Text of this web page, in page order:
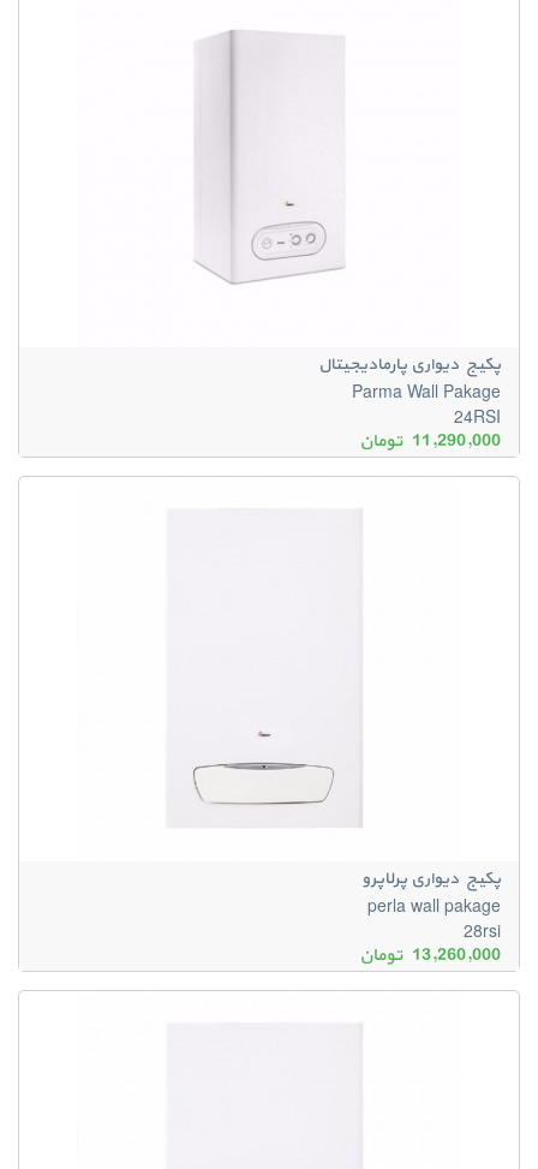
پکیج دیواری پارمادیجیتال
Parma Wall Pakage
24RSI
11,290,000 تومان
پکیج دیواری پرلاپرو
perla wall pakage
28rsi
13,260,000 تومان